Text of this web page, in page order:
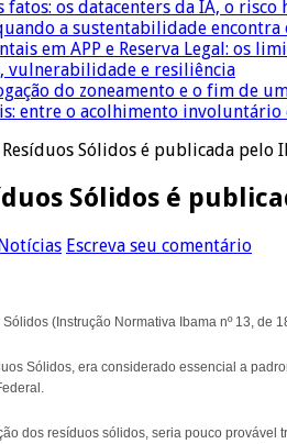
fatos: os datacenters da IA, o
a sustentabilidade
em APP e Reserva Legal: os
vulnerabilidade e resiliência
do zoneamento e o fim de
entre o acolhimento
Sólidos é publicada pelo
Sólidos é
Escreva seu comentário
(Instrução Normativa Ibama nº 13,
Sólidos, era considerado essencial a
dos resíduos sólidos, seria pouco